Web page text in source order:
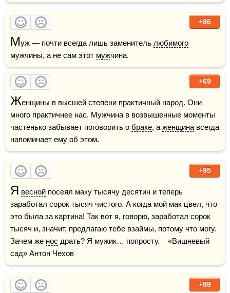
+86
Муж — почти всегда лишь заменитель любимого
мужчины, а не сам этот мужчина.
+69
Женщины в высшей степени практичный народ. Они
много практичнее нас. Мужчина в возвышенные моменты
частенько забывает поговорить о браке, а женщина всегда
напоминает ему об этом.
+95
Я весной посеял маку тысячу десятин и теперь
заработал сорок тысяч чистого. А когда мой мак цвел, что
это была за картина! Так вот я, говорю, заработал сорок
тысяч и, значит, предлагаю тебе взаймы, потому что могу.
Зачем же нос драть? Я мужик… попросту.    «Вишневый
сад» Антон Чехов
+88